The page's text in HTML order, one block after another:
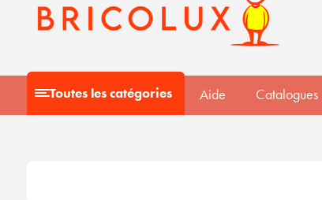
Toutes les catégories Aide Catalogues